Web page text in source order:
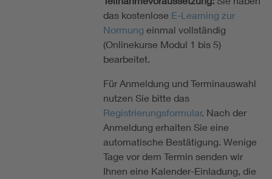
das kostenlose E-Learning zur
Normung einmal vollständig
(Onlinekurse Modul 1 bis 5)
bearbeitet.
Für Anmeldung und Terminauswahl
nutzen Sie bitte das
Registrierungsformular. Nach der
Anmeldung erhalten Sie eine
automatische Bestätigung. Wenige
Tage vor dem Termin senden wir
Ihnen eine Kalender-Einladung, die